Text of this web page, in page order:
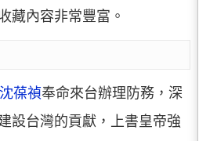
藏內容非常豐富。
沈葆禎奉命來台辦理防務，深
設台灣的貢獻，上書皇帝強